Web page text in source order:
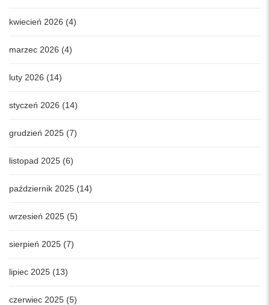
kwiecień 2026 (4)
marzec 2026 (4)
luty 2026 (14)
styczeń 2026 (14)
grudzień 2025 (7)
listopad 2025 (6)
październik 2025 (14)
wrzesień 2025 (5)
sierpień 2025 (7)
lipiec 2025 (13)
czerwiec 2025 (5)